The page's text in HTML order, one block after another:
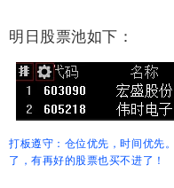
明日股票池如下：
打板遵守：仓位优先，时间优先
了，有再好的股票也买不进了！